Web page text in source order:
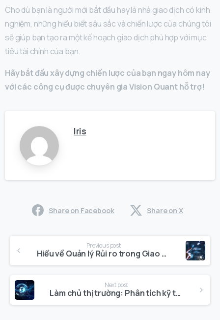
Cho dù bạn là người mới bắt đầu hay là nhà giao dịch có kinh
nghiệm, những hiểu biết sâu sắc và chiến lược của chúng tôi
sẽ giúp bạn tạo ra một kế hoạch giao dịch phù hợp với mục
tiêu tài chính của bạn.
Hãy bắt đầu xây dựng chiến lược của bạn ngay hôm nay
với các công cụ được chuyên gia Vision Quant hỗ trợ!
Iris
Share on Facebook Share on X
Reading
Previous post
Hiểu về Quản lý Rủi ro trong Giao dịch: Chìa khóa để Đầu tư Thông minh hơn
Next post
Làm chủ thị trường: Phân tích kỹ thuật có thể thúc đẩy thành công giao dịch của bạn như thế nào